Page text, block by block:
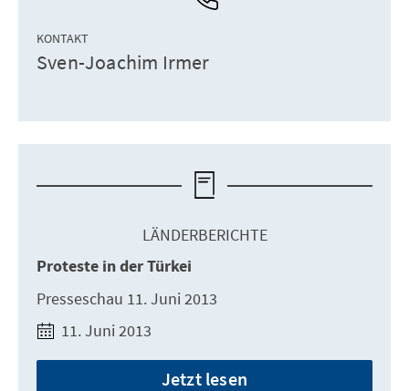
KONTAKT
Sven-Joachim Irmer
LÄNDERBERICHTE
Proteste in der Türkei
Presseschau 11. Juni 2013
11. Juni 2013
Jetzt lesen